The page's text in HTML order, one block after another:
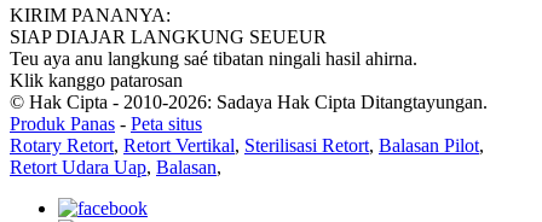
KIRIM PANANYA:
SIAP DIAJAR LANGKUNG SEUEUR
Teu aya anu langkung saé tibatan ningali hasil ahirna.
Klik kanggo patarosan
© Hak Cipta - 2010-2026: Sadaya Hak Cipta Ditangtayungan.
Produk Panas - Peta situs
Rotary Retort, Retort Vertikal, Sterilisasi Retort, Balasan Pilot,
Retort Udara Uap, Balasan,